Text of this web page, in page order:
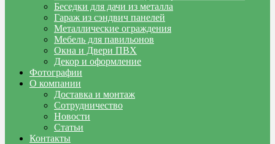
Беседки для дачи из металла
Гараж из сэндвич панелей
Металлические ограждения
Мебель для павильонов
Окна и Двери ПВХ
Декор и оформление
Фотографии
О компании
Доставка и монтаж
Сотрудничество
Новости
Статьи
Контакты